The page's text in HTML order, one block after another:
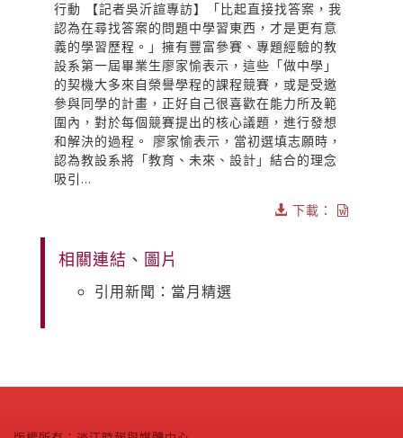
行動 【記者吳沂諠專訪】「比起直接找答案，我
認為在尋找答案的問題中學習東西，才是更有意
義的學習歷程。」擁有豐富參賽、專題經驗的教
設系第一屆畢業生廖家愉表示，這些「做中學」
的契機大多來自榮譽學程的課程競賽，或是受邀
參與同學的計畫，正好自己很喜歡在能力所及範
圍內，對於每個競賽提出的核心議題，進行發想
和解決的過程。 廖家愉表示，當初選填志願時，
認為教設系將「教育、未來、設計」結合的理念
吸引...
下載：
相關連結、圖片
引用新聞：當月精選